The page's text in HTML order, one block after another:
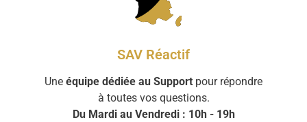
SAV Réactif
Une équipe dédiée au Support pour répondre
à toutes vos questions.
Du Mardi au Vendredi : 10h - 19h